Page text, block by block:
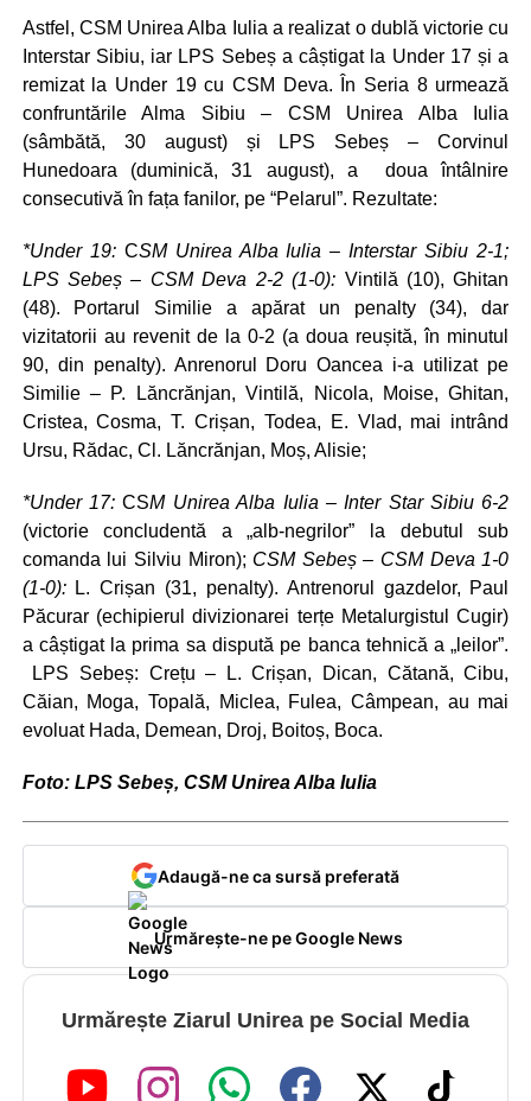
Astfel, CSM Unirea Alba Iulia a realizat o dublă victorie cu
Interstar Sibiu, iar LPS Sebeș a câștigat la Under 17 și a
remizat la Under 19 cu CSM Deva. În Seria 8 urmează
confruntările Alma Sibiu – CSM Unirea Alba Iulia
(sâmbătă, 30 august) și LPS Sebeș – Corvinul
Hunedoara (duminică, 31 august), a doua întâlnire
consecutivă în fața fanilor, pe “Pelarul”. Rezultate:
*Under 19:CSM Unirea Alba Iulia – Interstar Sibiu 2-1;
LPS Sebeș – CSM Deva 2-2 (1-0): Vintilă (10), Ghitan
(48). Portarul Similie a apărat un penalty (34), dar
vizitatorii au revenit de la 0-2 (a doua reușită, în minutul
90, din penalty). Anrenorul Doru Oancea i-a utilizat pe
Similie – P. Lăncrănjan, Vintilă, Nicola, Moise, Ghitan,
Cristea, Cosma, T. Crișan, Todea, E. Vlad, mai intrând
Ursu, Rădac, Cl. Lăncrănjan, Moș, Alisie;
*Under 17: CSM Unirea Alba Iulia – Inter Star Sibiu 6-2
(victorie concludentă a „alb-negrilor” la debutul sub
comanda lui Silviu Miron); CSM Sebeș – CSM Deva 1-0
(1-0):L. Crișan (31, penalty). Antrenorul gazdelor, Paul
Păcurar (echipierul divizionarei terțe Metalurgistul Cugir)
a câștigat la prima sa dispută pe banca tehnică a „leilor”.
LPS Sebeș: Crețu – L. Crișan, Dican, Cătană, Cibu,
Căian, Moga, Topală, Miclea, Fulea, Câmpean, au mai
evoluat Hada, Demean, Droj, Boitoș, Boca.
Foto: LPS Sebeș, CSM Unirea Alba Iulia
Adaugă-ne ca sursă preferată
Urmărește-ne pe Google News
Urmărește Ziarul Unirea pe Social Media